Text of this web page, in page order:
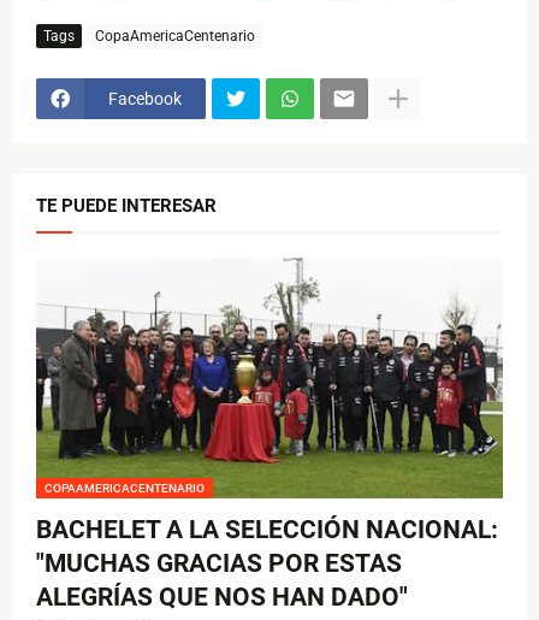
Tags CopaAmericaCentenario
Facebook
TE PUEDE INTERESAR
COPAAMERICACENTENARIO
BACHELET A LA SELECCIÓN NACIONAL:
"MUCHAS GRACIAS POR ESTAS
ALEGRÍAS QUE NOS HAN DADO"